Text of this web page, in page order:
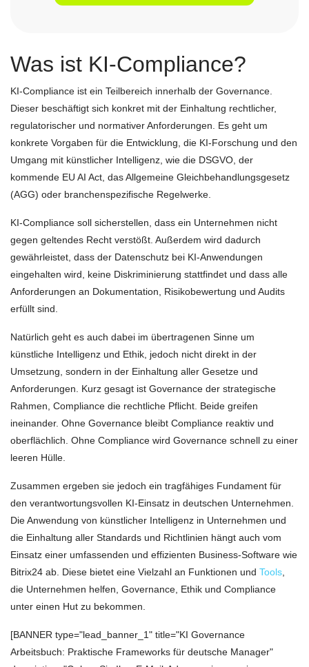
Was ist KI-Compliance?
KI-Compliance ist ein Teilbereich innerhalb der Governance.
Dieser beschäftigt sich konkret mit der Einhaltung rechtlicher,
regulatorischer und normativer Anforderungen. Es geht um
konkrete Vorgaben für die Entwicklung, die KI-Forschung und den
Umgang mit künstlicher Intelligenz, wie die DSGVO, der
kommende EU AI Act, das Allgemeine Gleichbehandlungsgesetz
(AGG) oder branchenspezifische Regelwerke.
KI-Compliance soll sicherstellen, dass ein Unternehmen nicht
gegen geltendes Recht verstößt. Außerdem wird dadurch
gewährleistet, dass der Datenschutz bei KI-Anwendungen
eingehalten wird, keine Diskriminierung stattfindet und dass alle
Anforderungen an Dokumentation, Risikobewertung und Audits
erfüllt sind.
Natürlich geht es auch dabei im übertragenen Sinne um
künstliche Intelligenz und Ethik, jedoch nicht direkt in der
Umsetzung, sondern in der Einhaltung aller Gesetze und
Anforderungen. Kurz gesagt ist Governance der strategische
Rahmen, Compliance die rechtliche Pflicht. Beide greifen
ineinander. Ohne Governance bleibt Compliance reaktiv und
oberflächlich. Ohne Compliance wird Governance schnell zu einer
leeren Hülle.
Zusammen ergeben sie jedoch ein tragfähiges Fundament für
den verantwortungsvollen KI-Einsatz in deutschen Unternehmen.
Die Anwendung von künstlicher Intelligenz in Unternehmen und
die Einhaltung aller Standards und Richtlinien hängt auch vom
Einsatz einer umfassenden und effizienten Business-Software wie
Bitrix24 ab. Diese bietet eine Vielzahl an Funktionen und Tools
die Unternehmen helfen, Governance, Ethik und Compliance
unter einen Hut zu bekommen.
[BANNER type="lead_banner_1" title="KI Governance
Arbeitsbuch: Praktische Frameworks für deutsche Manager"